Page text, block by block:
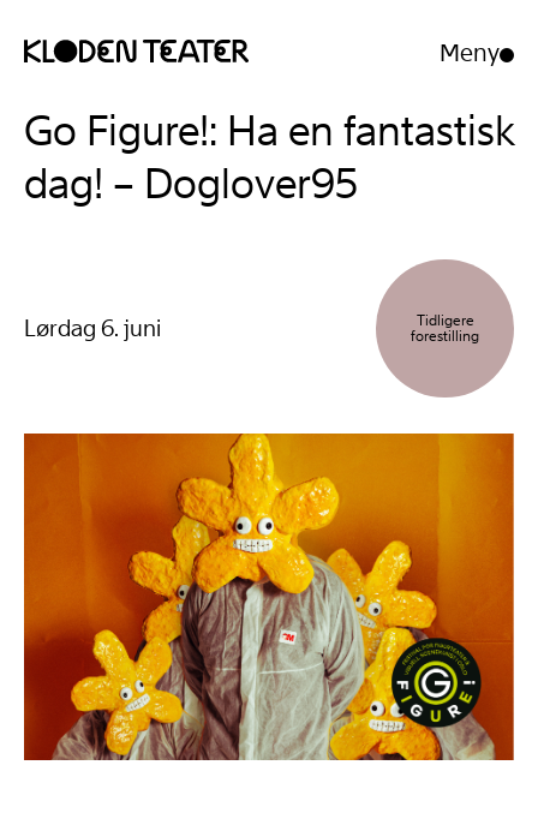
innhold
navigasjon
Meny
Åpne/
Go Figure!: Ha en fantastisk
dag! – Doglover95
Lørdag 6. juni
Tidligere
forestilling